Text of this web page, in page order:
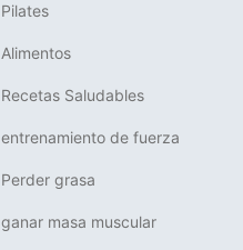
Pilates
Alimentos
Recetas Saludables
entrenamiento de fuerza
Perder grasa
ganar masa muscular